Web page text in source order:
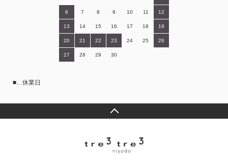
6 7 8 9 10 11 12
13 14 15 16 17 18 19
20 21 22 23 24 25 26
27 28 29 30
■…休業日